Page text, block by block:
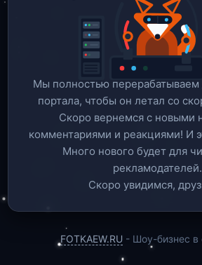
Мы полностью
портала, чтобы он летал со
Скоро вернемся c новыми
комментариями и реакциями! И
Много нового будет для
рекламодателей.
Скоро увидимся,
FOTKAEW.RU - Шоу-бизнес в